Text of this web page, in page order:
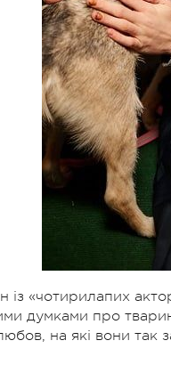
із «чотирилапих
думками про
на які вони так